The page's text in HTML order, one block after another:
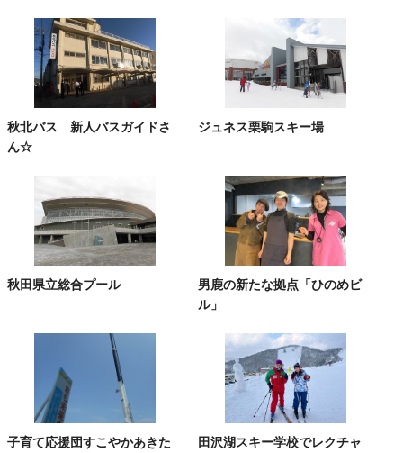
秋北バス 新人バスガイドさ
ん☆
ジュネス栗駒スキー場
秋田県立総合プール
男鹿の新たな拠点「ひのめビ
ル」
子育て応援団すこやかあきた
田沢湖スキー学校でレクチャ